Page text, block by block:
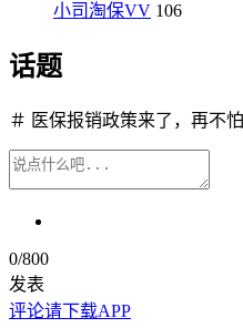
小司淘保VV 106
话题
＃ 医保报销政策来了，再不
0/800
发表
评论请下载APP